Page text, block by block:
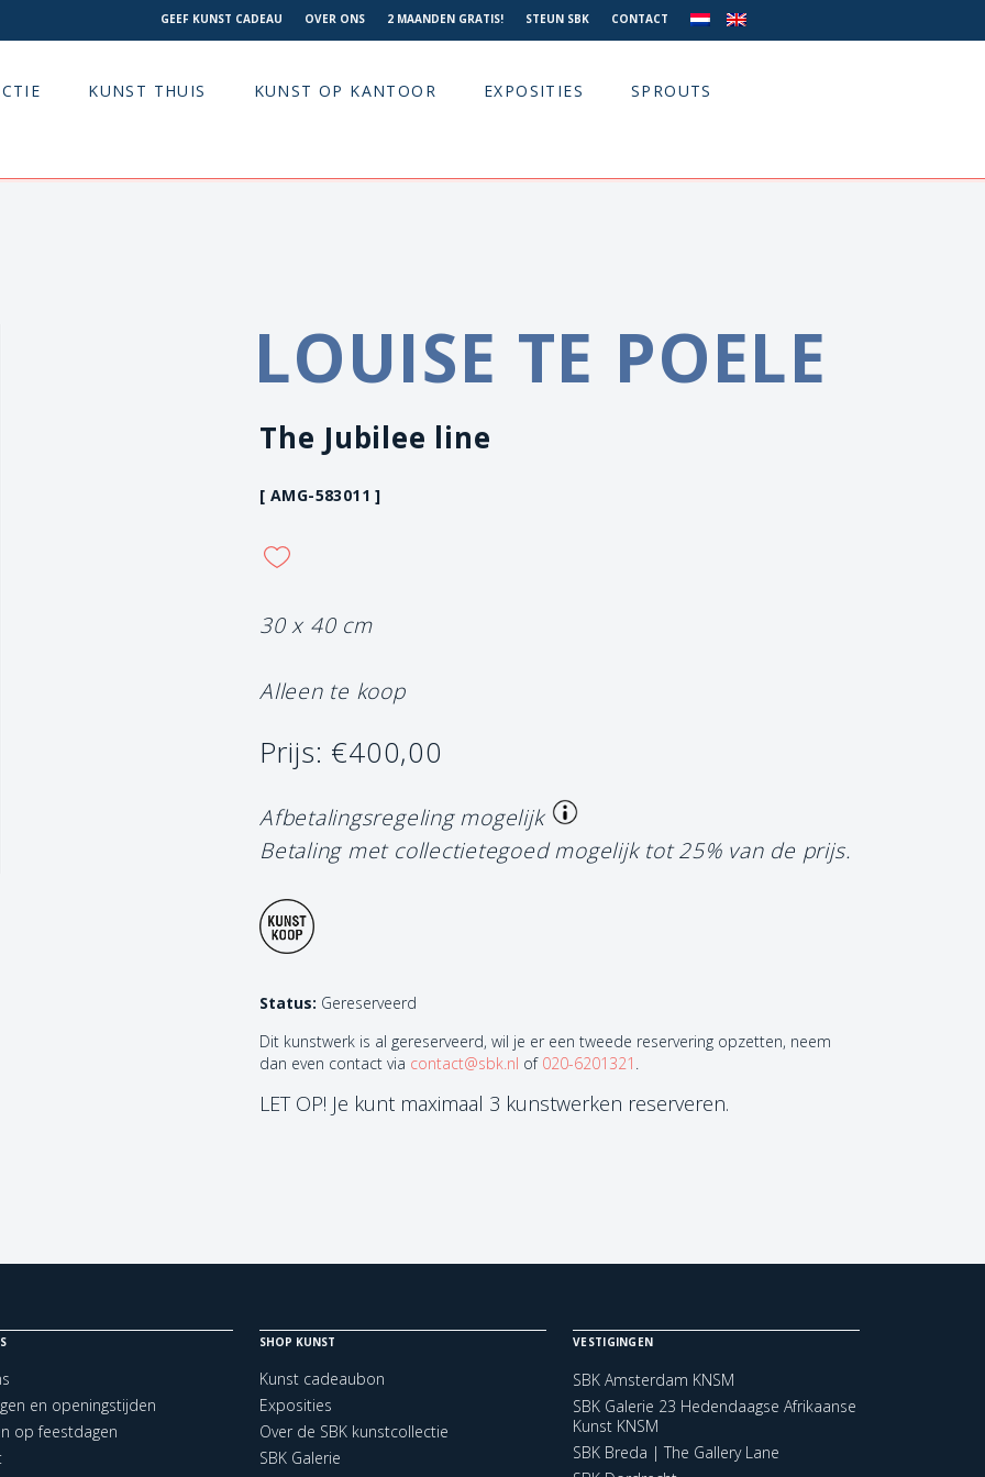
GEEF KUNST CADEAU OVER ONS 2 MAANDEN GRATIS! STEUN SBK CONTACT
KUNST THUIS KUNST OP KANTOOR EXPOSITIES SPROUTS
LOUISE TE POELE
The Jubilee line
[ AMG-583011 ]
30 x 40 cm
Alleen te koop
Prijs: €400,00
Afbetalingsregeling mogelijk
Betaling met collectietegoed mogelijk tot 25% van de prijs.
Status: Gereserveerd
Dit kunstwerk is al gereserveerd, wil je er een tweede reservering opzetten, neem
dan even contact via contact@sbk.nl of 020-6201321 .
LET OP! Je kunt maximaal 3 kunstwerken reserveren.
en openingstijden
op feestdagen
SHOP KUNST
Kunst cadeaubon
Exposities
Over de SBK kunstcollectie
SBK Galerie
VESTIGINGEN
SBK Amsterdam KNSM
SBK Galerie 23 Hedendaagse Afrikaanse
Kunst KNSM
SBK Breda | The Gallery Lane